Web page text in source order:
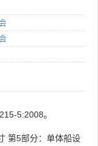
5:2008。
第5部分：单体船设